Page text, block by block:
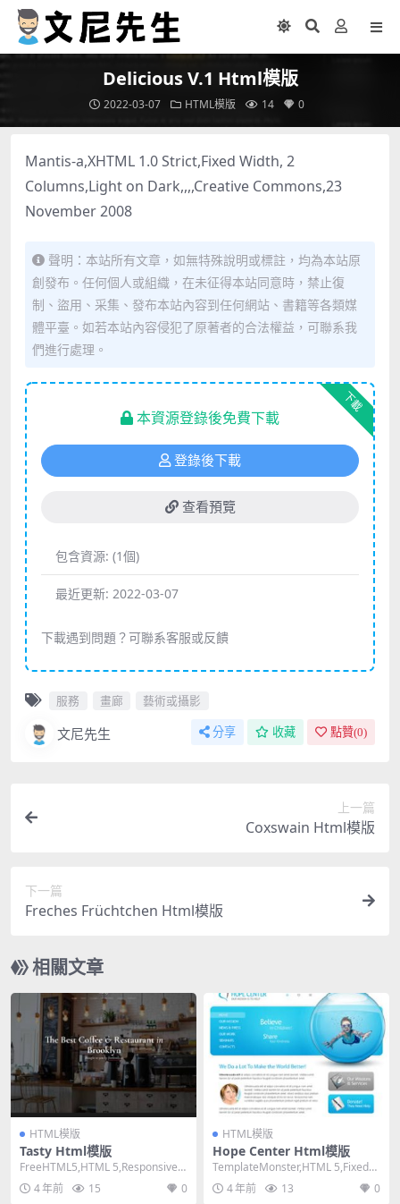
Delicious V.1 Html模版
2022-03-07 HTML模版 14 0
Mantis-a,XHTML 1.0 Strict,Fixed Width, 2
Columns,Light on Dark,,,,Creative Commons,23
November 2008
聲明：本站所有文章，如無特殊說明或標註，均為本站原
創發布。任何個人或組織，在未征得本站同意時，禁止復
制、盜用、采集、發布本站內容到任何網站、書籍等各類媒
體平臺。如若本站內容侵犯了原著者的合法權益，可聯系我
們進行處理。
下載
本資源登錄後免費下載
登錄後下載
查看預覽
包含資源: (1個)
最近更新: 2022-03-07
下載遇到問題？可聯系客服或反饋
服務 畫廊 藝術或攝影
文尼先生 分享 收藏 點贊(0)
上一篇
Coxswain Html模版
下一篇
Freches Früchtchen Html模版
相關文章
HTML模版
Tasty Html模版
FreeHTML5,HTML 5,Responsive,
4 Columns,L...
4 年前 15 0
HTML模版
Hope Center Html模版
TemplateMonster,HTML 5,Fixed
Width, 2 Co...
4 年前 13 0